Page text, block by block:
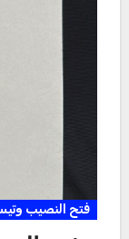
فتح النصيب